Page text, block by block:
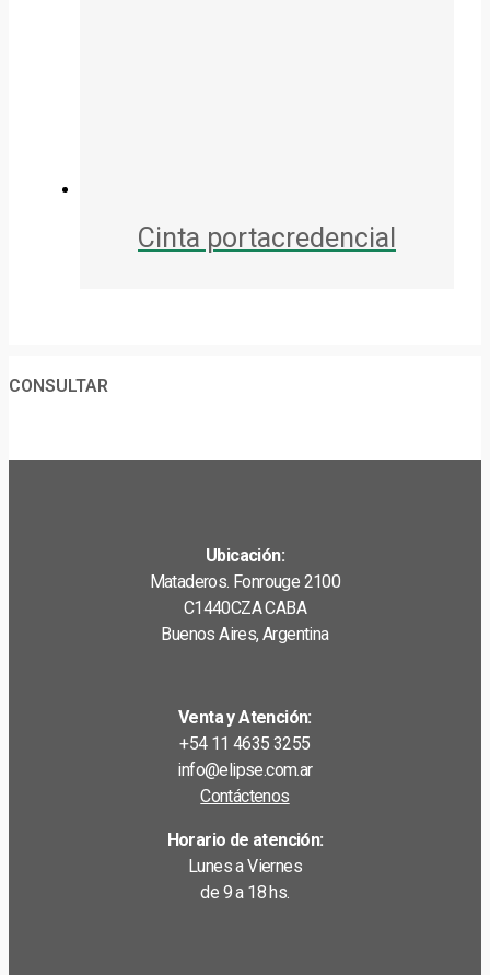
Cinta portacredencial
CONSULTAR
Ubicación:
Mataderos. Fonrouge 2100
C1440CZA CABA
Buenos Aires, Argentina
Venta y Atención:
+54 11 4635 3255
info@elipse.com.ar
Contáctenos
Horario de atención:
Lunes a Viernes
de 9 a 18 hs.